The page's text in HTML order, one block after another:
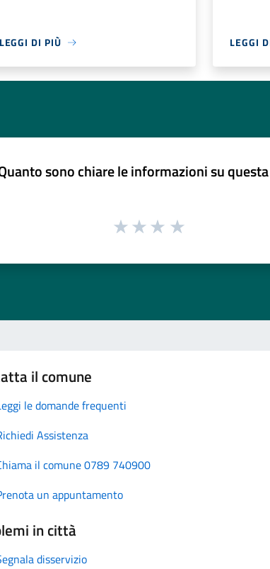
DI PIÙ LEGGI
sono chiare le informazioni su
il comune
le domande frequenti
Assistenza
il comune 0789 740900
un appuntamento
in città
disservizio